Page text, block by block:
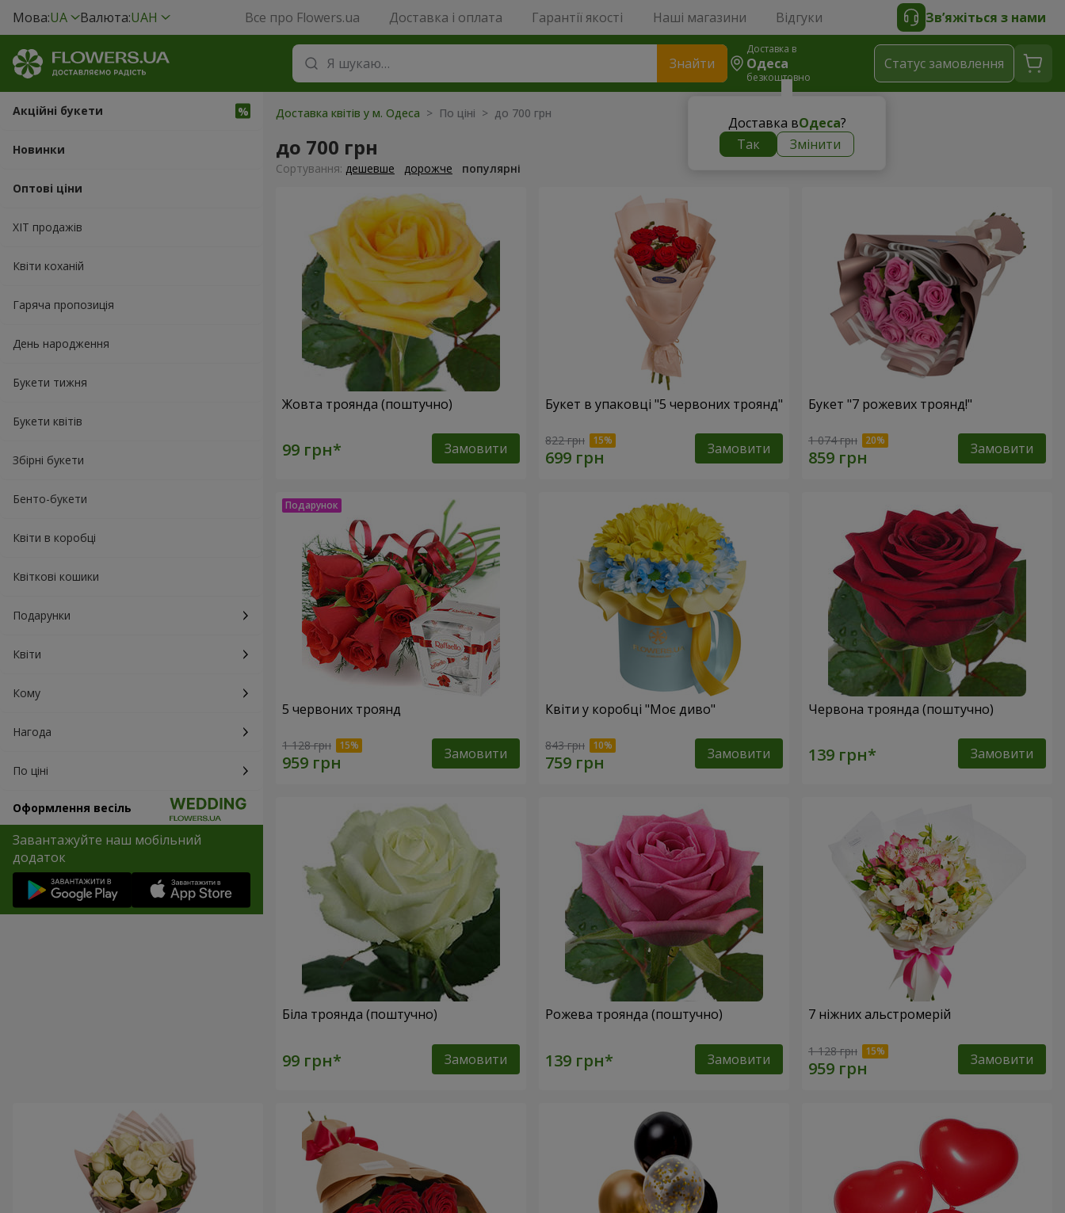
Мова:UA Валюта:UAH Все про Flowers.ua Доставка і оплата Гарантії якості Наші магазини Відгуки Зв’яжіться з нами
Знайти
Доставка в
Одеса
безкоштовно
Доставка вОдеса?
Так
Змінити
Статус замовлення
Акційні букети
Новинки
Оптові ціни
ХІТ продажів
Квіти коханій
Гаряча пропозиція
День народження
Букети тижня
Букети квітів
Збірні букети
Бенто-букети
Квіти в коробці
Квіткові кошики
Подарунки
Квіти
Кому
Нагода
По ціні
Оформлення весіль
Завантажуйте наш мобільний
додаток
Доставка квітів у м. Одеса > По ціні > до 700 грн
до 700 грн
Сортування: дешевше дорожче популярні
Жовта троянда (поштучно)
Замовити
Букет в упаковці "5 червоних троянд"
822 грн Замовити
Букет "7 рожевих троянд!"
1 074 грн Замовити
5 червоних троянд
1 128 грн Замовити
Квіти у коробці "Моє диво"
843 грн Замовити
Червона троянда (поштучно)
Замовити
Біла троянда (поштучно)
Замовити
Рожева троянда (поштучно)
Замовити
7 ніжних альстромерій
1 128 грн Замовити